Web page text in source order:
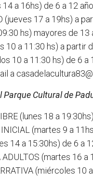
14 a 16hs) de 6 a 12
(jueves 17 a 19hs) a
hs) mayores de
10 a 11:30 hs) a partir
10 a 11:30 hs) de 6
a
Cultural de
(lunes 18 a 19:30hs)
(martes 9 a
14 a 15:30hs) de 6 a
ADULTOS (martes 16
(miércoles 10